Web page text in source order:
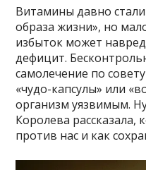
Витамины давно
образа жизни», но
избыток может
дефицит.
самолечение по
«чудо-капсулы» или
организм уязвимым.
Королева
против нас и как